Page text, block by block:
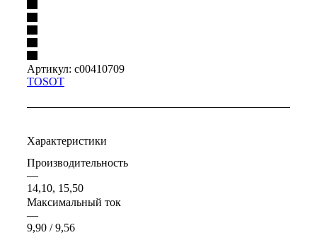
Артикул: c00410709
TOSOT
Характеристики
Производительность
—
14,10, 15,50
Максимальный ток
—
9,90 / 9,56